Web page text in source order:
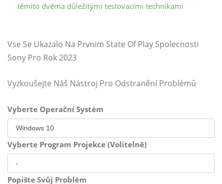
těmito dvěma důležitými testovacími technikami
Vse Se Ukazalo Na Prvnim State Of Play Spolecnosti
Sony Pro Rok 2023
Vyzkoušejte Náš Nástroj Pro Odstranění Problémů
Vyberte Operační Systém
Vyberte Program Projekce (Volitelně)
Popište Svůj Problém